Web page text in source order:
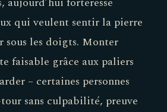
qui veulent sentir la pierre
sous les doigts. Monter
faisable grâce aux paliers
– certaines personnes
sans culpabilité, preuve